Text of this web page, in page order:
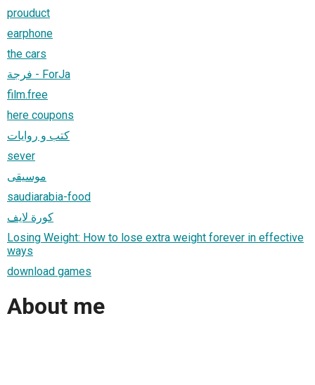
prouduct
earphone
the cars
فرجة - ForJa
film.free
here coupons
كتب و روايات
sever
موسيقى
saudiarabia-food
كورة لايف
Losing Weight: How to lose extra weight forever in effective
ways
download games
About me